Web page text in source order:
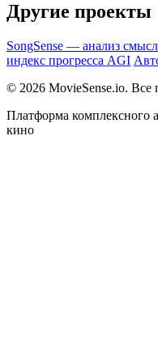
Другие проекты
SongSense — анализ
индекс прогресса AGI
© 2026 MovieSense.io. Все
Платформа комплексного
кино